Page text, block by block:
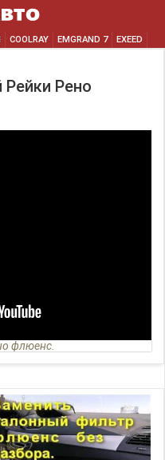
COOLRAY EMGRAND 7 EXEED
Рейки Рено
флюенс.